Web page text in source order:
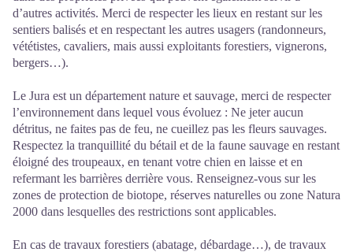
d’autres activités. Merci de respecter les lieux en restant sur les
sentiers balisés et en respectant les autres usagers (randonneurs,
vététistes, cavaliers, mais aussi exploitants forestiers, vignerons,
bergers…).
Le Jura est un département nature et sauvage, merci de respecter
l’environnement dans lequel vous évoluez : Ne jeter aucun
détritus, ne faites pas de feu, ne cueillez pas les fleurs sauvages.
Respectez la tranquillité du bétail et de la faune sauvage en restant
éloigné des troupeaux, en tenant votre chien en laisse et en
refermant les barrières derrière vous. Renseignez-vous sur les
zones de protection de biotope, réserves naturelles ou zone Natura
2000 dans lesquelles des restrictions sont applicables.
En cas de travaux forestiers (abatage, débardage…), de travaux